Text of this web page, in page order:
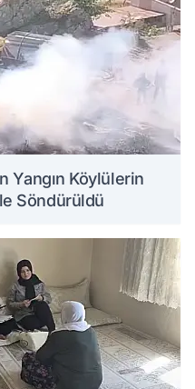
Yangın Köylülerin
Söndürüldü